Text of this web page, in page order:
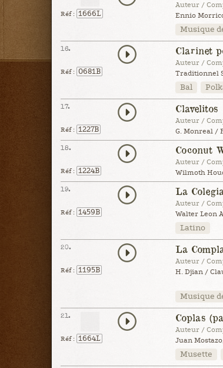
Réf : 1666L
Auteur /
Ennio
Musique
16.
Réf : 0681B
Clarinet
Auteur /
Traditionnel
Bal
17.
Réf : 1227B
Clavelitos
Auteur /
G. Monreal /
18.
Réf : 1224B
Coconut
Auteur /
Wilmoth
19.
Réf : 1459B
La
Auteur /
Walter Leon
Latino
20.
Réf : 1195B
La
Auteur /
H. Djian /
Musique
21.
Réf : 1664L
Coplas
Auteur /
Juan
Musette